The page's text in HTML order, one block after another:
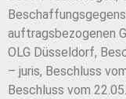
auftragsbezogenen
OLG Düsseldorf,
– juris, Beschluss
Beschluss vom